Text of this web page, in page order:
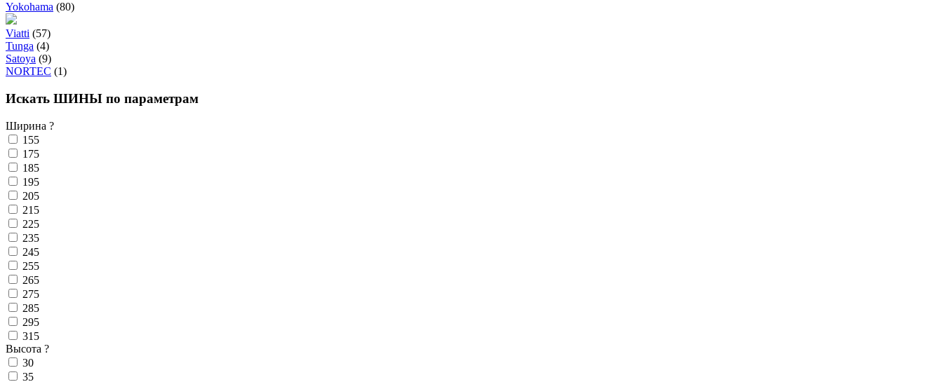
Yokohama (80)
Viatti (57)
Tunga (4)
Satoya (9)
NORTEC (1)
Искать ШИНЫ по параметрам
Ширина ?
155
175
185
195
205
215
225
235
245
255
265
275
285
295
315
Высота ?
30
35